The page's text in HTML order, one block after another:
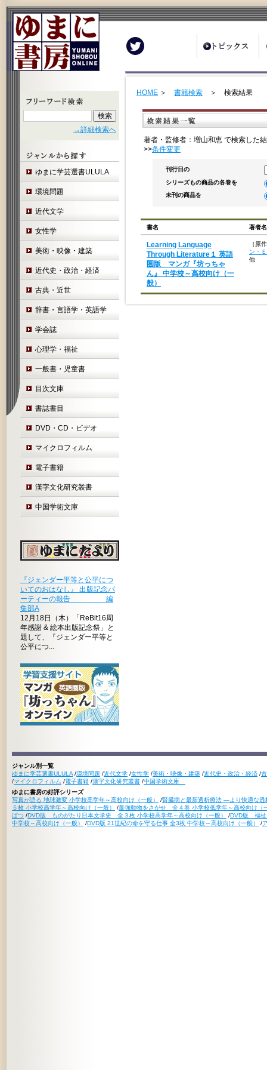
→詳細検索へ
ゆまに学芸選書ULULA
環境問題
近代文学
女性学
美術・映像・建築
近代史・政治・経済
古典・近世
辞書・言語学・英語学
学会誌
心理学・福祉
一般書・児童書
目次文庫
書誌書目
DVD・CD・ビデオ
マイクロフィルム
電子書籍
漢字文化研究叢書
中国学術文庫
『ジェンダー平等と公平につ
いてのおはなし』 出版記念パ
ーティーの報告 編
集部A
12月18日（木）「ReBit16周
年感謝 & 絵本出版記念祭」と
題して、『ジェンダー平等と
公平につ...
HOME ＞ 書籍検索 ＞ 検索結果
著者・監修者：増山和恵 で検索した
>>条件変更
刊行日の
シリーズもの商品の各巻を
未刊の商品を
書名 著者名
Learning Language
Through Literature１ 英語
圏版 マンガ『坊っちゃ
ん』 中学校～高校向け（一
般）
［原
ン・
他
ジャンル別一覧
ゆまに学芸選書ULULA /環境問題 /近代文学 /女性学 /美術・映像・建築 /近代史・政治・経済 /
/マイクロフィルム /電子書籍 /漢字文化研究叢書 /中国学術文庫
ゆまに書房の好評シリーズ
写真が語る 地球激変 小学校高学年～高校向け（一般）
/腎臓病と最新透析療法 ―より快適な
５枚 小学校高学年～高校向け（一般）
/最強動物をさがせ 全４巻 小学校低学年～高校向け（
ばつ /DVD版 ものがたり日本文学史 全３枚 小学校高学年～高校向け（一般） /DVD版 福祉
中学校～高校向け（一般）
/DVD版 21世紀の命を守る仕事 全3枚 中学校～高校向け（一般） /